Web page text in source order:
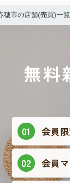
穂市の店舗(売買)一覧
無料
会員
会員